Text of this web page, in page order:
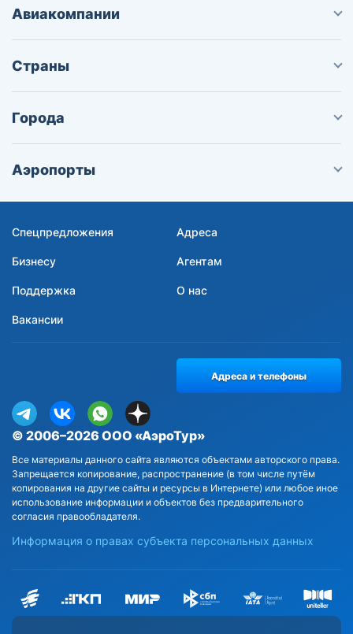
Авиакомпании
Страны
Города
Аэропорты
Спецпредложения Адреса
Бизнесу Агентам
Поддержка О нас
Вакансии
© 2006–2026 ООО «АэроТур»
Все материалы данного сайта являются объектами авторского права.
Запрещается копирование, распространение (в том числе путём
копирования на другие сайты и ресурсы в Интернете) или любое иное
использование информации и объектов без предварительного
согласия правообладателя.
Информация о правах субъекта персональных данных
Адреса и телефоны